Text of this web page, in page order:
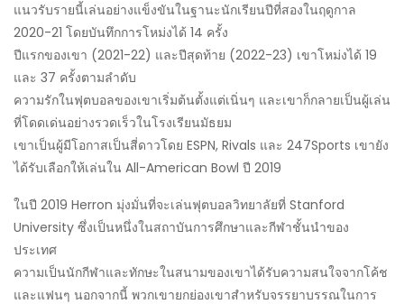
แนวรับรายนี้เล่นอย่างแข็งขันในฐานะนักเรียนปีที่สองในฤดูกาล
2020-21 โดยบันทึกการโหม่งได้ 14 ครั้ง
ปีแรกของเขา (2021-22) และปีสุดท้าย (2022-23) เขาโหม่งได้ 19
และ 37 ครั้งตามลำดับ
ความรักในฟุตบอลของเขาเริ่มต้นตั้งแต่เนิ่นๆ และเขาก็กลายเป็นผู้เล่น
ที่โดดเด่นอย่างรวดเร็วในโรงเรียนมัธยม
เขาเป็นผู้มีโอกาสเป็นสี่ดาวโดย ESPN, Rivals และ 247Sports เขายัง
ได้รับเลือกให้เล่นใน All-American Bowl ปี 2019
ในปี 2019 Herron มุ่งมั่นที่จะเล่นฟุตบอลวิทยาลัยที่ Stanford
University ซึ่งเป็นหนึ่งในสถาบันการศึกษาและกีฬาชั้นนำของ
ประเทศ
ความเป็นนักกีฬาและทักษะในสนามของเขาได้รับความสนใจจากโค้ช
และแฟนๆ นอกจากนี้ พวกเขายกย่องเขาสำหรับจรรยาบรรณในการ